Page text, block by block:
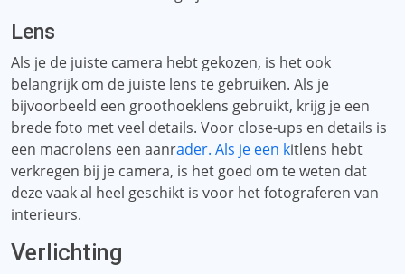
Lens
Als je de juiste camera hebt gekozen, is het ook
belangrijk om de juiste lens te gebruiken. Als je
bijvoorbeeld een groothoeklens gebruikt, krijg je een
brede foto met veel details. Voor close-ups en details is
een macrolens een aanrader. Als je een kitlens hebt
verkregen bij je camera, is het goed om te weten dat
deze vaak al heel geschikt is voor het fotograferen van
interieurs.
Verlichting